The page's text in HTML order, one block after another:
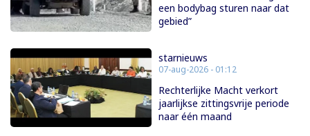
een bodybag sturen naar dat
gebied”
starnieuws
07-aug-2026 - 01:12
Rechterlijke Macht verkort
jaarlijkse zittingsvrije periode
naar één maand